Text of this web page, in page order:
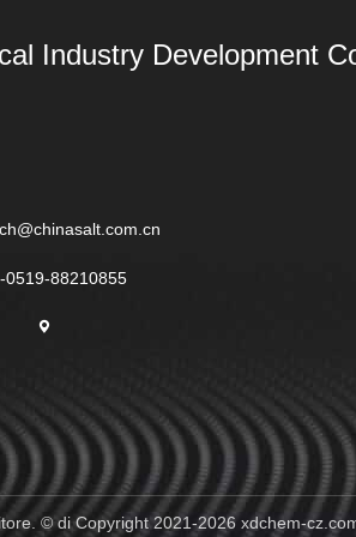
Industry Development
0519-88210855
© di Copyright 2021-2026 xdchem-